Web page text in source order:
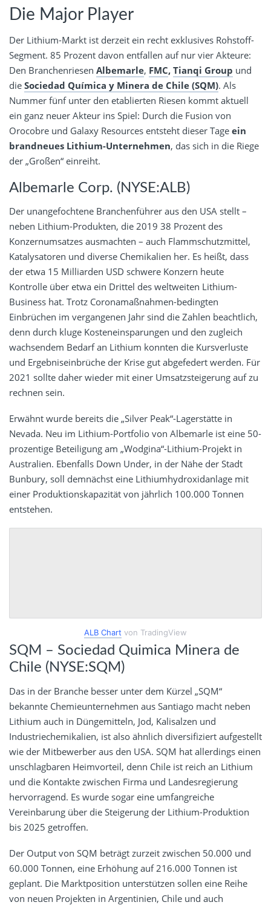
Die Major Player
Der Lithium-Markt ist derzeit ein recht exklusives Rohstoff-
Segment. 85 Prozent davon entfallen auf nur vier Akteure:
Den Branchenriesen Albemarle, FMC, Tianqi Group und
die Sociedad Química y Minera de Chile (SQM). Als
Nummer fünf unter den etablierten Riesen kommt aktuell
ein ganz neuer Akteur ins Spiel: Durch die Fusion von
Orocobre und Galaxy Resources entsteht dieser Tage ein
brandneues Lithium-Unternehmen, das sich in die Riege
der „Großen“ einreiht.
Albemarle Corp. (NYSE:ALB)
Der unangefochtene Branchenführer aus den USA stellt –
neben Lithium-Produkten, die 2019 38 Prozent des
Konzernumsatzes ausmachten – auch Flammschutzmittel,
Katalysatoren und diverse Chemikalien her. Es heißt, dass
der etwa 15 Milliarden USD schwere Konzern heute
Kontrolle über etwa ein Drittel des weltweiten Lithium-
Business hat. Trotz Coronamaßnahmen-bedingten
Einbrüchen im vergangenen Jahr sind die Zahlen beachtlich,
denn durch kluge Kosteneinsparungen und den zugleich
wachsendem Bedarf an Lithium konnten die Kursverluste
und Ergebniseinbrüche der Krise gut abgefedert werden. Für
2021 sollte daher wieder mit einer Umsatzsteigerung auf zu
rechnen sein.
Erwähnt wurde bereits die „Silver Peak“-Lagerstätte in
Nevada. Neu im Lithium-Portfolio von Albemarle ist eine 50-
prozentige Beteiligung am „Wodgina“-Lithium-Projekt in
Australien. Ebenfalls Down Under, in der Nähe der Stadt
Bunbury, soll demnächst eine Lithiumhydroxidanlage mit
einer Produktionskapazität von jährlich 100.000 Tonnen
entstehen.
ALB Chart von TradingView
SQM – Sociedad Quimica Minera de
Chile (NYSE:SQM)
Das in der Branche besser unter dem Kürzel „SQM“
bekannte Chemieunternehmen aus Santiago macht neben
Lithium auch in Düngemitteln, Jod, Kalisalzen und
Industriechemikalien, ist also ähnlich diversifiziert aufgestellt
wie der Mitbewerber aus den USA. SQM hat allerdings einen
unschlagbaren Heimvorteil, denn Chile ist reich an Lithium
und die Kontakte zwischen Firma und Landesregierung
hervorragend. Es wurde sogar eine umfangreiche
Vereinbarung über die Steigerung der Lithium-Produktion
bis 2025 getroffen.
Der Output von SQM beträgt zurzeit zwischen 50.000 und
60.000 Tonnen, eine Erhöhung auf 216.000 Tonnen ist
geplant. Die Marktposition unterstützen sollen eine Reihe
von neuen Projekten in Argentinien, Chile und auch